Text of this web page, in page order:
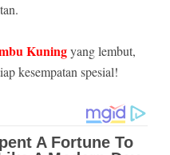
Kuningyang lembut,
kesempatan spesial!